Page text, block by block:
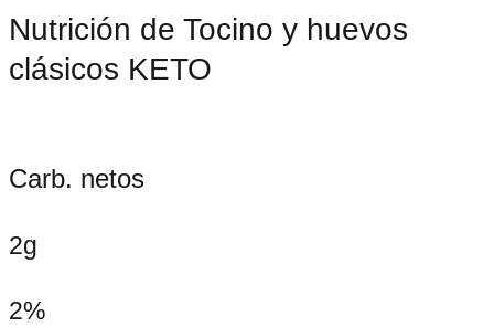
Nutrición de Tocino y huevos
clásicos KETO
Carb. netos
2g
2%